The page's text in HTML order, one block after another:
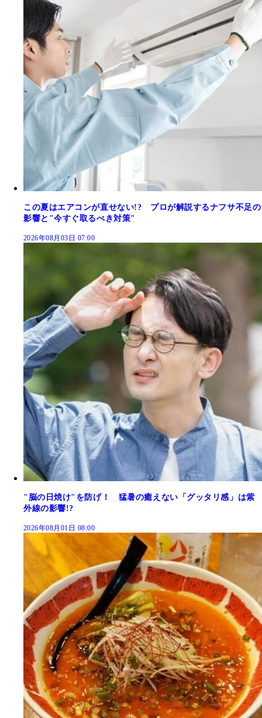
この夏はエアコンが直せない!? プロが解説するナフサ不足の
影響と"今すぐ取るべき対策"
2026年08月03日 07:00
"脳の日焼け"を防げ！ 猛暑の癒えない「グッタリ感」は紫
外線の影響!?
2026年08月01日 08:00